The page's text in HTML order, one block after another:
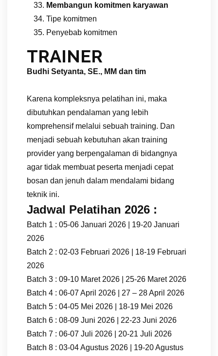
Membangun komitmen karyawan
Tipe komitmen
Penyebab komitmen
TRAINER
Budhi Setyanta, SE., MM dan tim
Karena kompleksnya pelatihan ini, maka
dibutuhkan pendalaman yang lebih
komprehensif melalui sebuah training. Dan
menjadi sebuah kebutuhan akan training
provider yang berpengalaman di bidangnya
agar tidak membuat peserta menjadi cepat
bosan dan jenuh dalam mendalami bidang
teknik ini.
Jadwal Pelatihan 2026 :
Batch 1 : 05-06 Januari 2026 | 19-20 Januari
2026
Batch 2 : 02-03 Februari 2026 | 18-19 Februari
2026
Batch 3 : 09-10 Maret 2026 | 25-26 Maret 2026
Batch 4 : 06-07 April 2026 | 27 – 28 April 2026
Batch 5 : 04-05 Mei 2026 | 18-19 Mei 2026
Batch 6 : 08-09 Juni 2026 | 22-23 Juni 2026
Batch 7 : 06-07 Juli 2026 | 20-21 Juli 2026
Batch 8 : 03-04 Agustus 2026 | 19-20 Agustus